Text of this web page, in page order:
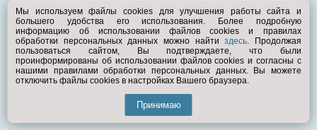
© Exist.ru 1998—2026
Мы используем файлы cookies для улучшения работы сайта и
большего удобства его использования. Более подробную
информацию об использовании файлов cookies и правилах
обработки персональных данных можно найтиздесь. Продолжая
пользоваться сайтом, Вы подтверждаете, что были
проинформированы об использовании файлов cookies и согласны с
нашими правилами обработки персональных данных. Вы можете
отключить файлы cookies в настройках Вашего браузера.
Принимаю